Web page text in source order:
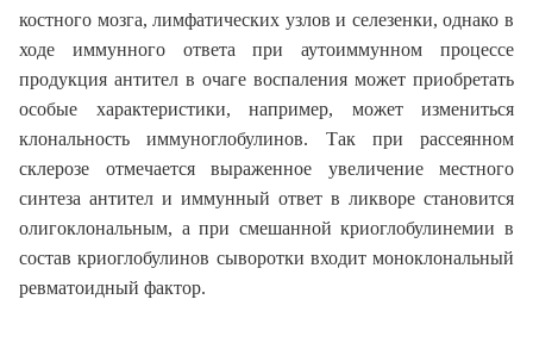
костного мозга, лимфатических узлов и селезенки, однако в
ходе иммунного ответа при аутоиммунном процессе
продукция антител в очаге воспаления может приобретать
особые характеристики, например, может измениться
клональность иммуноглобулинов. Так при рассеянном
склерозе отмечается выраженное увеличение местного
синтеза антител и иммунный ответ в ликворе становится
олигоклональным, а при смешанной криоглобулинемии в
состав криоглобулинов сыворотки входит моноклональный
ревматоидный фактор.